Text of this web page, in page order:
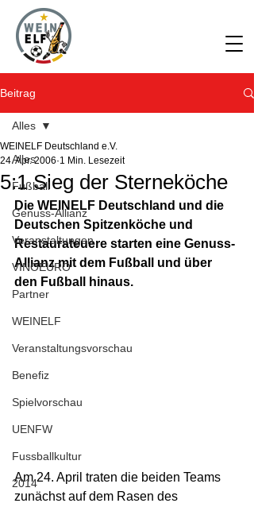
Beitrag
Alles
Fußball
Genuss-Allianz
Veranstaltungen
VINOEURO
Partner
WEINELF
Veranstaltungsvorschau
Benefiz
Spielvorschau
UENFW
Fussballkultur
2014
Alles
5:1 Sieg der Sterneköche
WEINELF Deutschland e.V.
24. Apr. 2006 1 Min. Lesezeit
Die WEINELF Deutschland und die
Deutschen Spitzenköche und
Restaurateuere starten eine Genuss-
Allianz mit dem Fußball und über
den Fußball hinaus.
Am 24. April traten die beiden Teams
zunächst auf dem Rasen des